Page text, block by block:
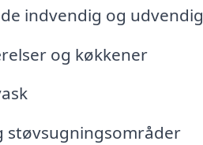
indvendig og udvendig
og køkkener
støvsugningsområder